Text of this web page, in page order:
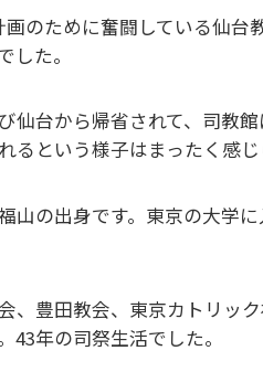
画のために奮闘している仙
した。
仙台から帰省されて、司教
るという様子はまったく感じ
山の出身です。東京の大学
、豊田教会、東京カトリッ
43年の司祭生活でした。